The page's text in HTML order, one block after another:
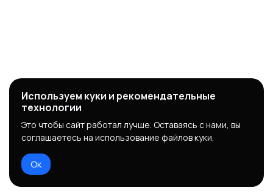
Используем куки и рекомендательные
технологии
Это чтобы сайт работал лучше. Оставаясь с нами, вы
соглашаетесь на использование файлов куки.
Ок